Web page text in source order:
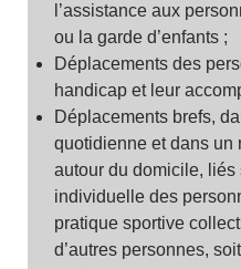
l’assistance aux
ou la garde d’enfants ;
Déplacements des
handicap et leur
Déplacements brefs,
quotidienne et dans un
autour du domicile, liés
individuelle des
pratique sportive
d’autres personnes,